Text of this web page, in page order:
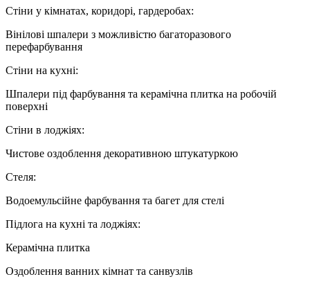
Стіни у кімнатах, коридорі, гардеробах:
Вінілові шпалери з можливістю багаторазового
перефарбування
Стіни на кухні:
Шпалери під фарбування та керамічна плитка на робочій
поверхні
Стіни в лоджіях:
Чистове оздоблення декоративною штукатуркою
Стеля:
Водоемульсійне фарбування та багет для стелі
Підлога на кухні та лоджіях:
Керамічна плитка
Оздоблення ванних кімнат та санвузлів